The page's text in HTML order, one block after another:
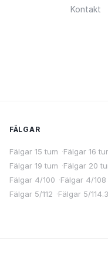
Kontakt
FÄLGAR
Fälgar 15 tum ·Fälgar 16
Fälgar 19 tum ·Fälgar 20
Fälgar 4/100 ·Fälgar 4/108
Fälgar 5/112 ·Fälgar 5/114.3